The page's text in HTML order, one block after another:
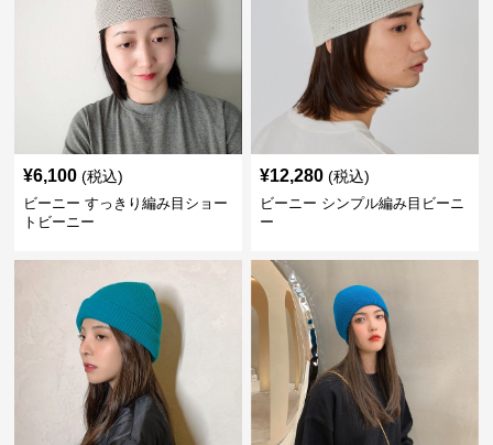
¥6,100 (税込)
ビーニー すっきり編み目ショー
トビーニー
¥12,280 (税込)
ビーニー シンプル編み目ビーニ
ー